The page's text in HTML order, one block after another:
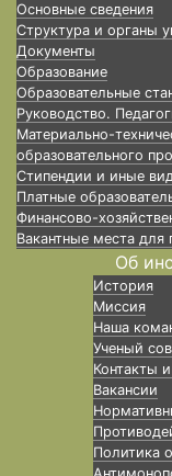
Основные сведения
Структура и органы
Документы
Образование
Образовательные
Руководство.
Материально-
образовательного
Стипендии и иные
Платные
Финансово-
Вакантные места для
Об
История
Миссия
Наша
Ученый
Контакты
Вакансии
Политика